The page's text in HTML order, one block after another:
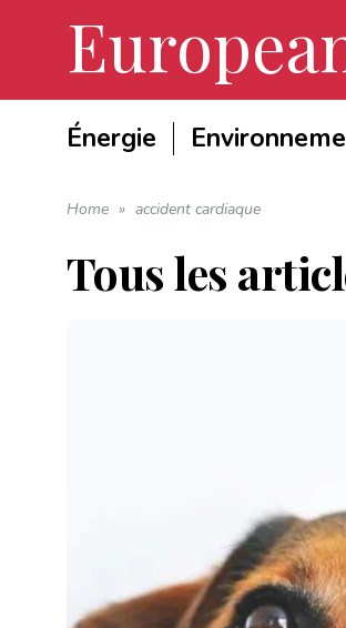
Énergie
Home » accident cardiaque
Tous les